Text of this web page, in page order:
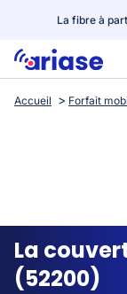
La fibre à
Box internet
Streaming
Accueil Forfait
La
(52200)